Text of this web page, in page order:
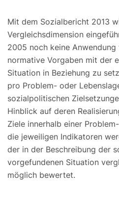
Mit dem Sozialbericht 2013
Vergleichsdimension
2005 noch keine
normative Vorgaben mit der
Situation in Beziehung zu
pro Problem- oder
sozialpolitischen
Hinblick auf deren
Ziele innerhalb einer
die jeweiligen Indikatoren
der in der Beschreibung der
vorgefundenen Situation
möglich bewertet.